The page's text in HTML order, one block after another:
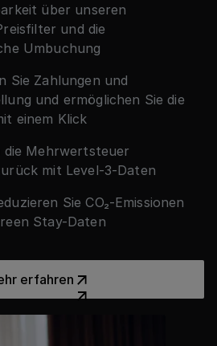
Lesen Sie die Fallstudie
die Fallstudie
über unseren
und die
Umbuchung
Sie Zahlungen und
und ermöglichen Sie die
einem Klick
die Mehrwertsteuer
mit Level-3-Daten
Sie CO₂-Emissionen
Stay-Daten
erfahren